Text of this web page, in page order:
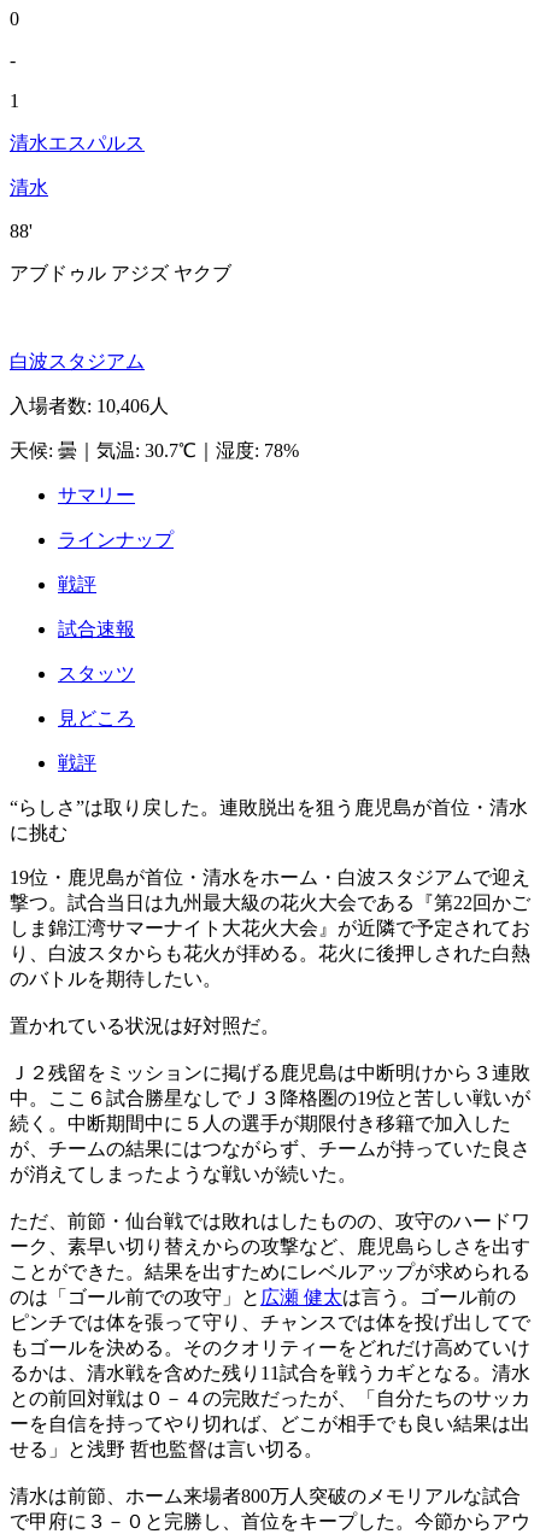
0
-
1
清水エスパルス
清水
88'
アブドゥル アジズ ヤクブ
白波スタジアム
入場者数: 10,406人
天候: 曇 気温: 30.7℃ 湿度: 78%
サマリー
ラインナップ
戦評
試合速報
スタッツ
見どころ
戦評
“らしさ”は取り戻した。連敗脱出を狙う鹿児島が首位・清水
に挑む
19位・鹿児島が首位・清水をホーム・白波スタジアムで迎え
撃つ。試合当日は九州最大級の花火大会である『第22回かご
しま錦江湾サマーナイト大花火大会』が近隣で予定されてお
り、白波スタからも花火が拝める。花火に後押しされた白熱
のバトルを期待したい。
置かれている状況は好対照だ。
Ｊ２残留をミッションに掲げる鹿児島は中断明けから３連敗
中。ここ６試合勝星なしでＪ３降格圏の19位と苦しい戦いが
続く。中断期間中に５人の選手が期限付き移籍で加入した
が、チームの結果にはつながらず、チームが持っていた良さ
が消えてしまったような戦いが続いた。
ただ、前節・仙台戦では敗れはしたものの、攻守のハードワ
ーク、素早い切り替えからの攻撃など、鹿児島らしさを出す
ことができた。結果を出すためにレベルアップが求められる
のは「ゴール前での攻守」と 広瀬 健太は言う。ゴール前の
ピンチでは体を張って守り、チャンスでは体を投げ出してで
もゴールを決める。そのクオリティーをどれだけ高めていけ
るかは、清水戦を含めた残り11試合を戦うカギとなる。清水
との前回対戦は０－４の完敗だったが、「自分たちのサッカ
ーを自信を持ってやり切れば、どこが相手でも良い結果は出
せる」と浅野 哲也監督は言い切る。
清水は前節、ホーム来場者800万人突破のメモリアルな試合
で甲府に３－０と完勝し、首位をキープした。今節からアウ